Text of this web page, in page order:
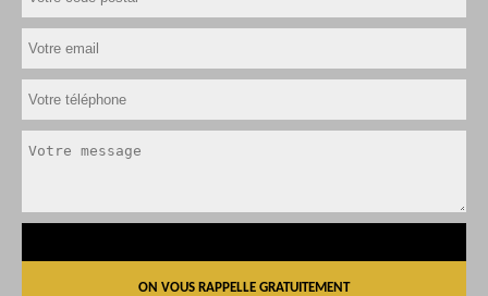
ON VOUS RAPPELLE GRATUITEMENT